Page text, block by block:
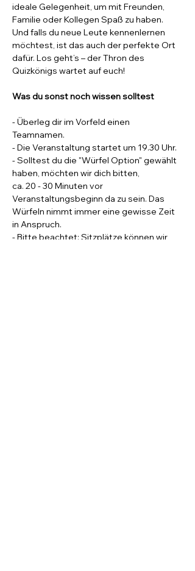
ideale Gelegenheit, um mit Freunden,
Familie oder Kollegen Spaß zu haben.
Und falls du neue Leute kennenlernen
möchtest, ist das auch der perfekte Ort
dafür. Los geht’s – der Thron des
Quizkönigs wartet auf euch!
Was du sonst noch wissen solltest
- Überleg dir im Vorfeld einen
Teamnamen.
- Die Veranstaltung startet um 19.30 Uhr.
- Solltest du die "Würfel Option" gewählt
haben, möchten wir dich bitten,
ca. 20 - 30 Minuten vor
Veranstaltungsbeginn da zu sein. Das
Würfeln nimmt immer eine gewisse Zeit
in Anspruch.
- Bitte beachtet: Sitzplätze können wir